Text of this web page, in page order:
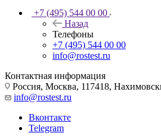
+7 (495) 544 00 00
Назад
Телефоны
+7 (495) 544 00 00
info@rostest.ru
Контактная информация
Россия, Москва, 117418,
info@rostest.ru
Вконтакте
Telegram